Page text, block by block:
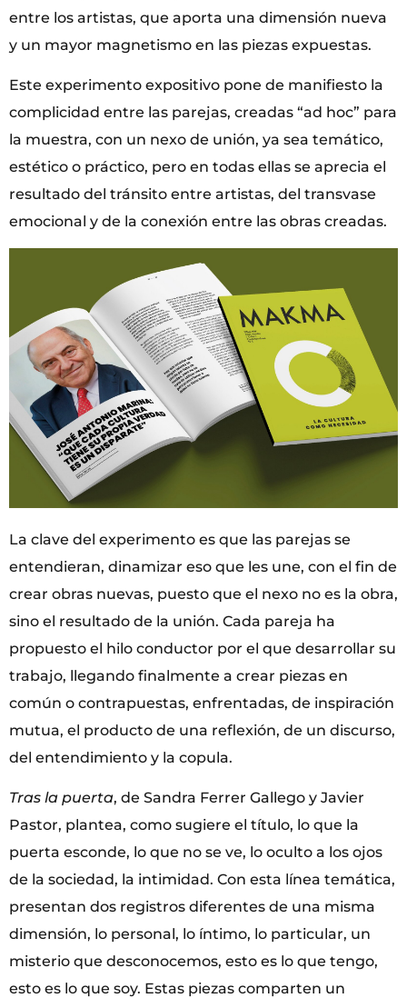
entre los artistas, que aporta una dimensión nueva
y un mayor magnetismo en las piezas expuestas.
Este experimento expositivo pone de manifiesto la
complicidad entre las parejas, creadas “ad hoc” para
la muestra, con un nexo de unión, ya sea temático,
estético o práctico, pero en todas ellas se aprecia el
resultado del tránsito entre artistas, del transvase
emocional y de la conexión entre las obras creadas.
La clave del experimento es que las parejas se
entendieran, dinamizar eso que les une, con el fin de
crear obras nuevas, puesto que el nexo no es la obra,
sino el resultado de la unión. Cada pareja ha
propuesto el hilo conductor por el que desarrollar su
trabajo, llegando finalmente a crear piezas en
común o contrapuestas, enfrentadas, de inspiración
mutua, el producto de una reflexión, de un discurso,
del entendimiento y la copula.
Tras la puerta, de Sandra Ferrer Gallego y Javier
Pastor, plantea, como sugiere el título, lo que la
puerta esconde, lo que no se ve, lo oculto a los ojos
de la sociedad, la intimidad. Con esta línea temática,
presentan dos registros diferentes de una misma
dimensión, lo personal, lo íntimo, lo particular, un
misterio que desconocemos, esto es lo que tengo,
esto es lo que soy. Estas piezas comparten un